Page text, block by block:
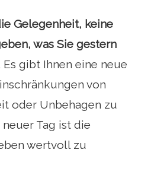
Gelegenheit, keine
was Sie gestern
Es gibt Ihnen eine neue
von
oder Unbehagen zu
Tag ist die
wertvoll zu